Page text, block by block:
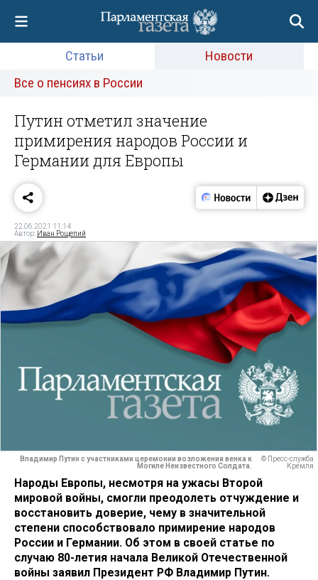
Статьи
Новости
Все о пенсиях в России
Путин отметил значение
примирения народов России и
Германии для Европы
22.06.2021 11:14
Автор: Иван Рощепий
Владимир Путин с участниками церемонии возложения венка к
Могиле Неизвестного Солдата.
© Пресс-служба
Кремля
Народы Европы, несмотря на ужасы Второй
мировой войны, смогли преодолеть отчуждение и
восстановить доверие, чему в значительной
степени способствовало примирение народов
России и Германии. Об этом в своей статье по
случаю 80-летия начала Великой Отечественной
войны заявил Президент РФ Владимир Путин.